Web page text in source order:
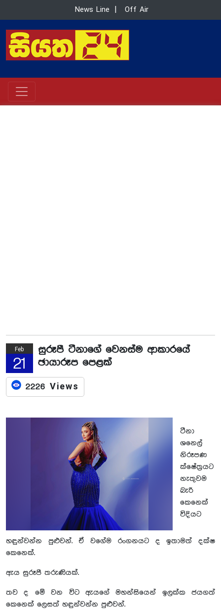
News Line Off Air
Feb
21
සුරූපී ටීනාගේ වෙනස්ම ආකාරයේ
ඡායාරූප පෙළක්
2226 Views
ටීනා
ශනෙල්
නිරූපණ
ක්ෂේත්‍රයට
නැතුවම
බැරි
කෙනෙක්
විදියට
හඳුන්වන්න පුළුවන්. ඒ වගේම රංගනයට ද ඉතාමත් දක්ෂ
කෙනෙක්.
ඇය සුරූපී තරුණියක්.
තව ද මේ වන විට ඇයගේ මහන්සියෙන් ඉලක්ක ජයගත්
කෙනෙක් ලෙසත් හඳුන්වන්න පුළුවන්.